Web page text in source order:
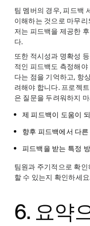
팀 멤버의 경우, 피드백
이해하는 것으로 마무
저는 피드백을 제공한
다.
또한 적시성과 명확성
적인 피드백도 측정해
다는 점을 기억하고, 항
려해야 합니다. 프로젝
은 질문을 두려워하지
제 피드백이 도움이
향후 피드백에서 다
피드백을 받는 특정
팀원과 주기적으로 확
할 수 있는지 확인하세
6. 요약